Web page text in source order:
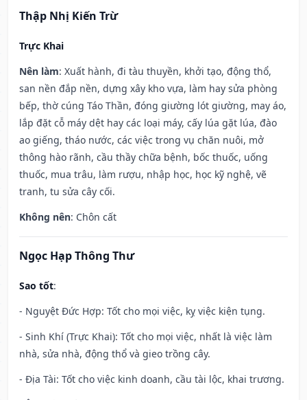
Thập Nhị Kiến Trừ
Trực Khai
Nên làm: Xuất hành, đi tàu thuyền, khởi tạo, động thổ,
san nền đắp nền, dựng xây kho vựa, làm hay sửa phòng
bếp, thờ cúng Táo Thần, đóng giường lót giường, may áo,
lắp đặt cỗ máy dệt hay các loại máy, cấy lúa gặt lúa, đào
ao giếng, tháo nước, các việc trong vụ chăn nuôi, mở
thông hào rãnh, cầu thầy chữa bệnh, bốc thuốc, uống
thuốc, mua trâu, làm rượu, nhập học, học kỹ nghệ, vẽ
tranh, tu sửa cây cối.
Không nên: Chôn cất
Ngọc Hạp Thông Thư
Sao tốt:
- Nguyệt Đức Hợp: Tốt cho mọi việc, kỵ việc kiện tụng.
- Sinh Khí (Trực Khai): Tốt cho mọi việc, nhất là việc làm
nhà, sửa nhà, động thổ và gieo trồng cây.
- Địa Tài: Tốt cho việc kinh doanh, cầu tài lộc, khai trương.